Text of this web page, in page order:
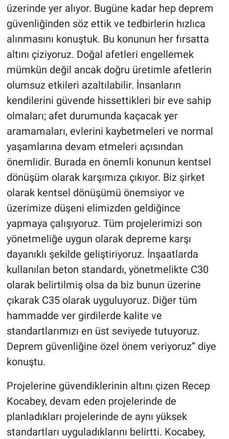
üzerinde yer alıyor. Bugüne kadar hep deprem
güvenliğinden söz ettik ve tedbirlerin hızlıca
alınmasını konuştuk. Bu konunun her fırsatta
altını çiziyoruz. Doğal afetleri engellemek
mümkün değil ancak doğru üretimle afetlerin
olumsuz etkileri azaltılabilir. İnsanların
kendilerini güvende hissettikleri bir eve sahip
olmaları; afet durumunda kaçacak yer
aramamaları, evlerini kaybetmeleri ve normal
yaşamlarına devam etmeleri açısından
önemlidir. Burada en önemli konunun kentsel
dönüşüm olarak karşımıza çıkıyor. Biz şirket
olarak kentsel dönüşümü önemsiyor ve
üzerimize düşeni elimizden geldiğince
yapmaya çalışıyoruz. Tüm projelerimizi son
yönetmeliğe uygun olarak depreme karşı
dayanıklı şekilde geliştiriyoruz. İnşaatlarda
kullanılan beton standardı, yönetmelikte C30
olarak belirtilmiş olsa da biz bunun üzerine
çıkarak C35 olarak uyguluyoruz. Diğer tüm
hammadde ver girdilerde kalite ve
standartlarımızı en üst seviyede tutuyoruz.
Deprem güvenliğine özel önem veriyoruz” diye
konuştu.
Projelerine güvendiklerinin altını çizen Recep
Kocabey, devam eden projelerinde de
planladıkları projelerinde de aynı yüksek
standartları uyguladıklarını belirtti. Kocabey,